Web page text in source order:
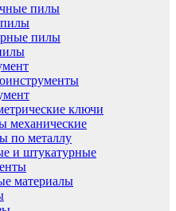
пилы
пилы
ключи
механические
по металлу
и штукатурные
материалы